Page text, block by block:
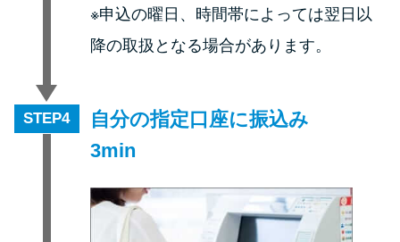
※申込の曜日、時間帯によっては翌日以
降の取扱となる場合があります。
STEP
自分の指定口座に振込み
3min